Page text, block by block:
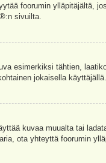
foorumin ylläpitäjältä,
®:n sivuilta.
esimerkiksi tähtien,
jokaisella käyttäjällä.
kuvaa muualta tai
ota yhteyttä foorumin